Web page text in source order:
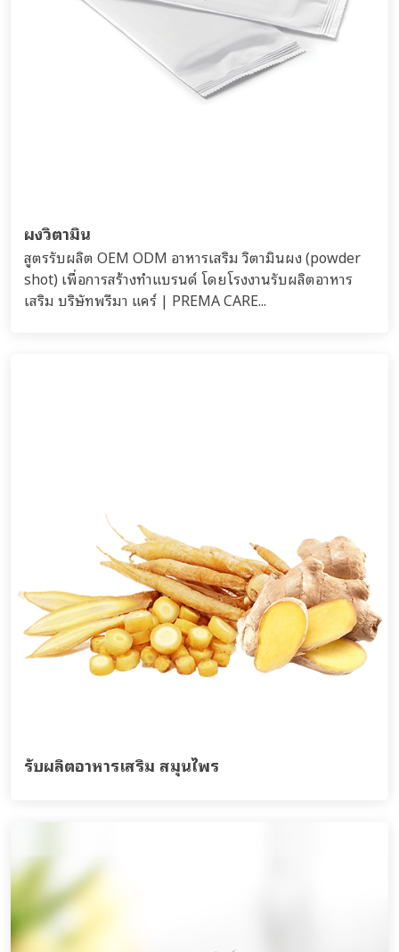
ผงวิตามิน
สูตรรับผลิต OEM ODM อาหารเสริม วิตามินผง (powder
shot) เพื่อการสร้างทำแบรนด์ โดยโรงงานรับผลิตอาหาร
เสริม บริษัทพรีมา แคร์ | PREMA CARE...
รับผลิตอาหารเสริม สมุนไพร